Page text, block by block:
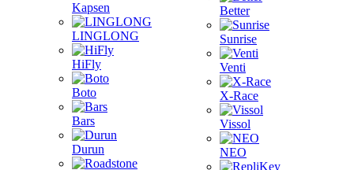
Kapsen
LINGLONG
HiFly
Boto
Bars
Durun
Better
Sunrise
Venti
X-Race
Vissol
NEO